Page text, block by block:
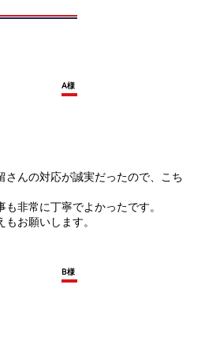
さんの対応が誠実だったので、こち
非常に丁寧でよかったです。
お願いします。
A様
B様